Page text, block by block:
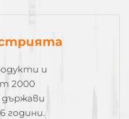
и
2000
държави
години.